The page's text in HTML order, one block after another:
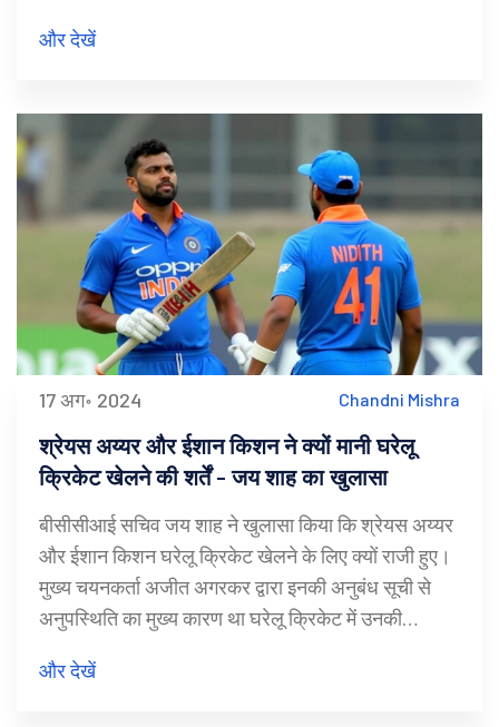
का आनंद लेने का बेहतरीन मौका प्रदान करती है।
और देखें
17 अग॰ 2024 Chandni Mishra
श्रेयस अय्यर और ईशान किशन ने क्यों मानी घरेलू
क्रिकेट खेलने की शर्तें - जय शाह का खुलासा
बीसीसीआई सचिव जय शाह ने खुलासा किया कि श्रेयस अय्यर
और ईशान किशन घरेलू क्रिकेट खेलने के लिए क्यों राजी हुए।
मुख्य चयनकर्ता अजीत अगरकर द्वारा इनकी अनुबंध सूची से
अनुपस्थिति का मुख्य कारण था घरेलू क्रिकेट में उनकी
के लिए खेले रहे हैं और उनके प्रदर्शन को राष्ट्रीय चयन के लिए
और देखें